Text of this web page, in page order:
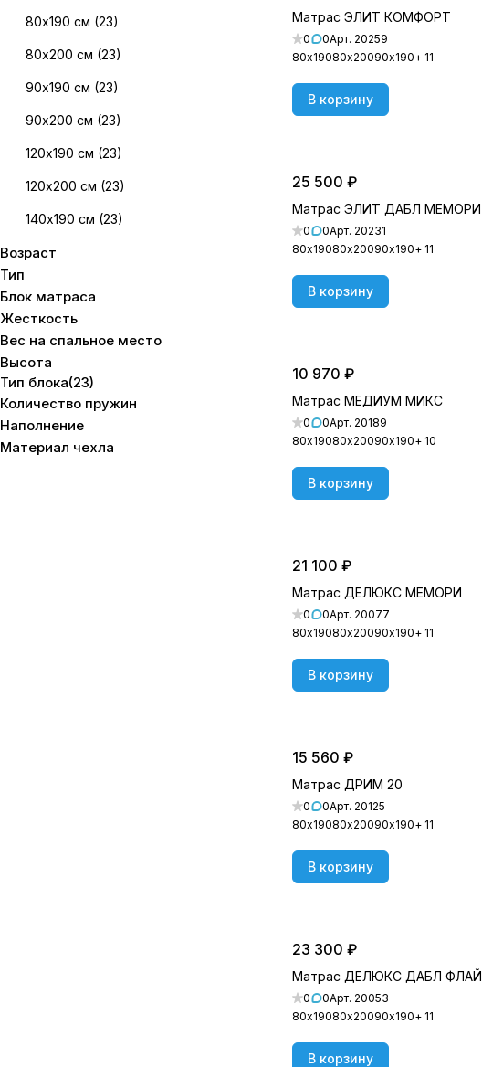
Матрас ЭЛИТ КОМФОРТ
0 0Арт. 20259
80х19080х20090х190+ 11
В корзину
25 500 ₽
Матрас ЭЛИТ ДАБЛ МЕМОРИ
0 0Арт. 20231
80х19080х20090х190+ 11
В корзину
10 970 ₽
Матрас МЕДИУМ МИКС
0 0Арт. 20189
80х19080х20090х190+ 10
В корзину
21 100 ₽
Матрас ДЕЛЮКС МЕМОРИ
0 0Арт. 20077
80х19080х20090х190+ 11
В корзину
15 560 ₽
Матрас ДРИМ 20
0 0Арт. 20125
80х19080х20090х190+ 11
В корзину
23 300 ₽
Матрас ДЕЛЮКС ДАБЛ ФЛАЙ
0 0Арт. 20053
80х19080х20090х190+ 11
В корзину
80х190 см (23)
80х200 см (23)
90х190 см (23)
90х200 см (23)
120х190 см (23)
120х200 см (23)
140х190 см (23)
140х200 см
160х200 см
180х190 см(22 )
180х200 см
200х190 см (
200х200 см(23
Возраст
Тип
Блок матраса
Жесткость
Вес на cпальное место
Высота
Тип блока(23)
Количество пружин
Наполнение
Материал чехла